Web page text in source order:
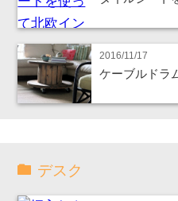
2016/11/17
ケーブルドラ
デスク